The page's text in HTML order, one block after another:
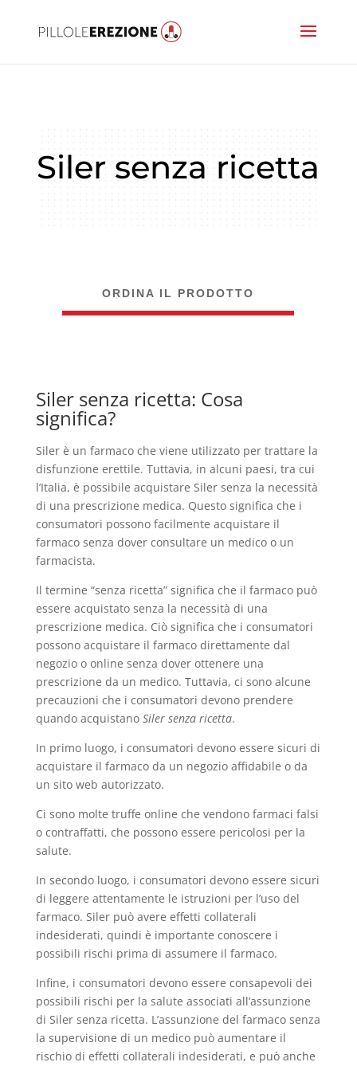
Siler senza ricetta
ORDINA IL PRODOTTO
Siler senza ricetta: Cosa
significa?
Siler è un farmaco che viene utilizzato per trattare la
disfunzione erettile. Tuttavia, in alcuni paesi, tra cui
l’Italia, è possibile acquistare Siler senza la necessità
di una prescrizione medica. Questo significa che i
consumatori possono facilmente acquistare il
farmaco senza dover consultare un medico o un
farmacista.
Il termine “senza ricetta” significa che il farmaco può
essere acquistato senza la necessità di una
prescrizione medica. Ciò significa che i consumatori
possono acquistare il farmaco direttamente dal
negozio o online senza dover ottenere una
prescrizione da un medico. Tuttavia, ci sono alcune
precauzioni che i consumatori devono prendere
quando acquistano Siler senza ricetta.
In primo luogo, i consumatori devono essere sicuri di
acquistare il farmaco da un negozio affidabile o da
un sito web autorizzato.
Ci sono molte truffe online che vendono farmaci falsi
o contraffatti, che possono essere pericolosi per la
salute.
In secondo luogo, i consumatori devono essere sicuri
di leggere attentamente le istruzioni per l’uso del
farmaco. Siler può avere effetti collaterali
indesiderati, quindi è importante conoscere i
possibili rischi prima di assumere il farmaco.
Infine, i consumatori devono essere consapevoli dei
possibili rischi per la salute associati all’assunzione
di Siler senza ricetta. L’assunzione del farmaco senza
la supervisione di un medico può aumentare il
rischio di effetti collaterali indesiderati, e può anche